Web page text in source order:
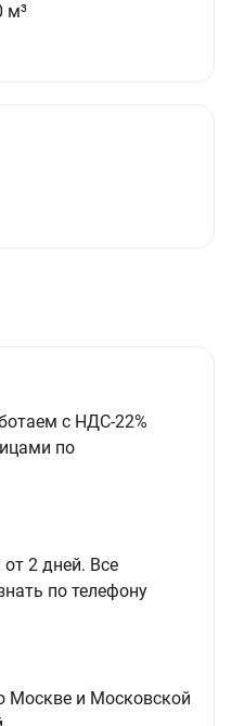
м³
с НДС-22%
по
2 дней. Все
по телефону
Москве и Московской